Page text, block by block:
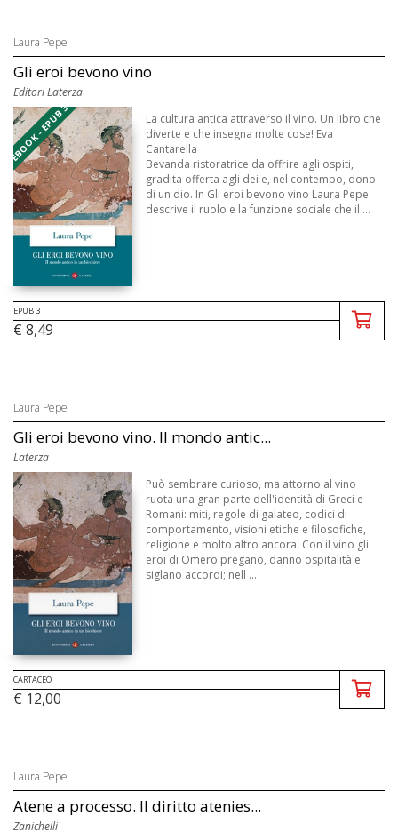
Laura Pepe
Gli eroi bevono vino
Editori Laterza
EBOOK - EPUB 3
La cultura antica attraverso il vino. Un libro che
diverte e che insegna molte cose! Eva
Cantarella
Bevanda ristoratrice da offrire agli ospiti,
gradita offerta agli dei e, nel contempo, dono
di un dio. In Gli eroi bevono vino Laura Pepe
descrive il ruolo e la funzione sociale che il ...
EPUB 3
€ 8,49
Laura Pepe
Gli eroi bevono vino. Il mondo antic...
Laterza
Può sembrare curioso, ma attorno al vino
ruota una gran parte dell'identità di Greci e
Romani: miti, regole di galateo, codici di
comportamento, visioni etiche e filosofiche,
religione e molto altro ancora. Con il vino gli
eroi di Omero pregano, danno ospitalità e
siglano accordi; nell ...
CARTACEO
€ 12,00
Laura Pepe
Atene a processo. Il diritto atenies...
Zanichelli